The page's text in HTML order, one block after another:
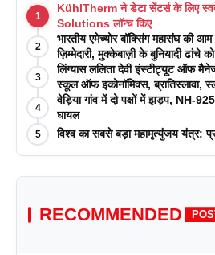
1
KühlTherm ने डेटा सेंटर्स के लिए
Solutions लॉन्च किए
2
भारतीय एमेच्योर बॉक्सिंग महासंघ की
ज़िम्मेदारी, मुक्केबाज़ी के बुनियादी ढांचे
3
लिंग्यास ललिता देवी इंस्टीट्यूट ऑफ
स्कूल ऑफ इकोनॉमिक्स, ब्रातिस्लावा,
पत्रिकाओं में प्रकाशन रणनीतियों पर एक
आयोजन किया
4
वेड़िया गांव में दो पक्षों में झड़प, NH-
घायल
5 विश्व का सबसे बड़ा महामृत्युंजय यंत्र:
RECOMMENDED